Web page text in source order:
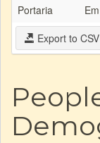
Portaria
Export to CSV